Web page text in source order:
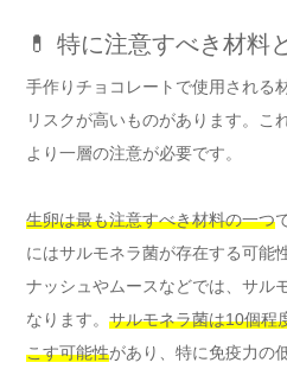
💊 特に注意すべき材料
手作りチョコレートで使用される
リスクが高いものがあります。こ
より一層の注意が必要です。
生卵は最も注意すべき材料の一つ
にはサルモネラ菌が存在する可能
ナッシュやムースなどでは、サル
なります。 サルモネラ菌は10個程
こす可能性があり、特に免疫力の